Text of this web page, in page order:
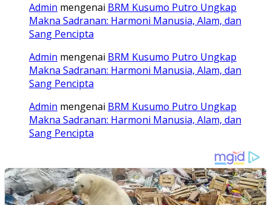
Admin mengenai BRM Kusumo Putro Ungkap
Makna Sadranan: Harmoni Manusia, Alam, dan
Sang Pencipta
Admin mengenai BRM Kusumo Putro Ungkap
Makna Sadranan: Harmoni Manusia, Alam, dan
Sang Pencipta
Admin mengenai BRM Kusumo Putro Ungkap
Makna Sadranan: Harmoni Manusia, Alam, dan
Sang Pencipta